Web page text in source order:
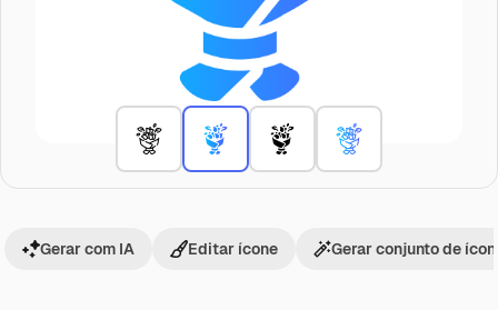
Gerar com IA Editar ícone Gerar conjunto de